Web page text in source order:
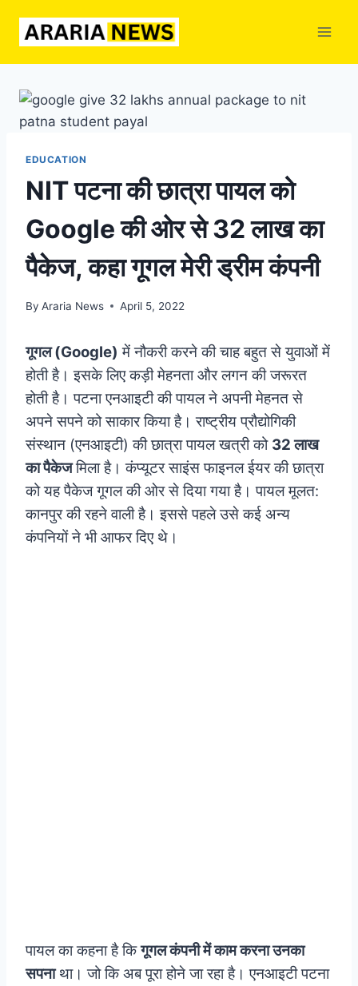
EDUCATION
NIT पटना की छात्रा पायल को
Google की ओर से 32 लाख का
पैकेज, कहा गूगल मेरी ड्रीम कंपनी
By Araria News April 5, 2022
गूगल (Google) में नौकरी करने की चाह बहुत से युवाओं में
होती है। इसके लिए कड़ी मेहनता और लगन की जरूरत
होती है। पटना एनआइटी की पायल ने अपनी मेहनत से
अपने सपने को साकार किया है। राष्ट्रीय प्रौद्योगिकी
संस्थान (एनआइटी) की छात्रा पायल खत्री को 32 लाख
का पैकेजमिला है। कंप्यूटर साइंस फाइनल ईयर की छात्रा
को यह पैकेज गूगल की ओर से दिया गया है। पायल मूलत:
कानपुर की रहने वाली है। इससे पहले उसे कई अन्य
कंपनियों ने भी आफर दिए थे।
पायल का कहना है किगूगल कंपनी में काम करना उनका
सपनाथा। जो कि अब पूरा होने जा रहा है। एनआइटी पटना